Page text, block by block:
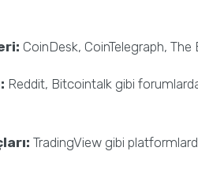
CoinDesk, CoinTelegraph,
Reddit, Bitcointalk gibi forumlarda
TradingView gibi